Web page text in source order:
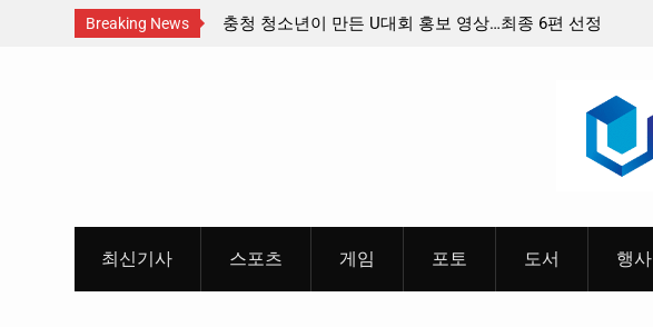
Breaking News
스트밴드’ 8월 26일(수)
충청 청소년이 만든 U대회 홍보 영상…최종 6편 선정
최신기사 스포츠 게임 포토 도서 행사